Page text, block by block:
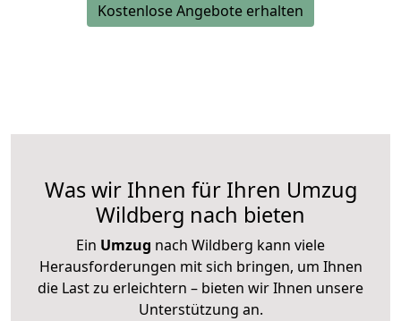
Kostenlose Angebote erhalten
Was wir Ihnen für Ihren Umzug
Wildberg nach bieten
Ein Umzug nach Wildberg kann viele
Herausforderungen mit sich bringen, um Ihnen
die Last zu erleichtern – bieten wir Ihnen unsere
Unterstützung an.